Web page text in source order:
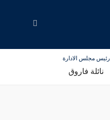
رئيس مجلس الادارة
نائلة فاروق